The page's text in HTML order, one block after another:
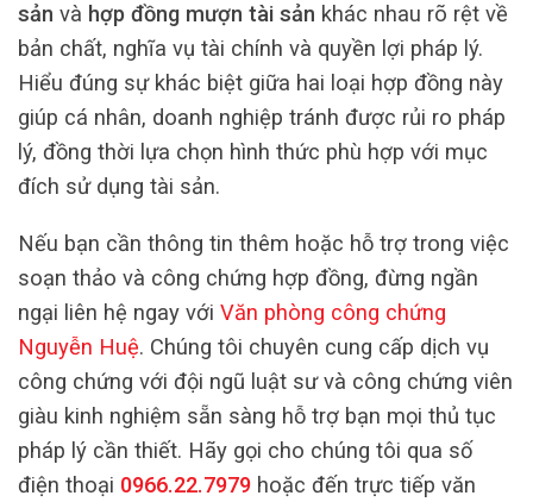
sản và hợp đồng mượn tài sản khác nhau rõ rệt về
bản chất, nghĩa vụ tài chính và quyền lợi pháp lý.
Hiểu đúng sự khác biệt giữa hai loại hợp đồng này
giúp cá nhân, doanh nghiệp tránh được rủi ro pháp
lý, đồng thời lựa chọn hình thức phù hợp với mục
đích sử dụng tài sản.
Nếu bạn cần thông tin thêm hoặc hỗ trợ trong việc
soạn thảo và công chứng hợp đồng, đừng ngần
ngại liên hệ ngay với Văn phòng công chứng
Nguyễn Huệ. Chúng tôi chuyên cung cấp dịch vụ
công chứng với đội ngũ luật sư và công chứng viên
giàu kinh nghiệm sẵn sàng hỗ trợ bạn mọi thủ tục
pháp lý cần thiết. Hãy gọi cho chúng tôi qua số
điện thoại 0966.22.7979 hoặc đến trực tiếp văn